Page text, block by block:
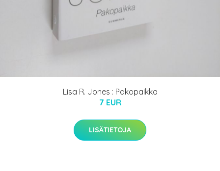
Lisa R. Jones : Pakopaikka
7 EUR
LISÄTIETOJA